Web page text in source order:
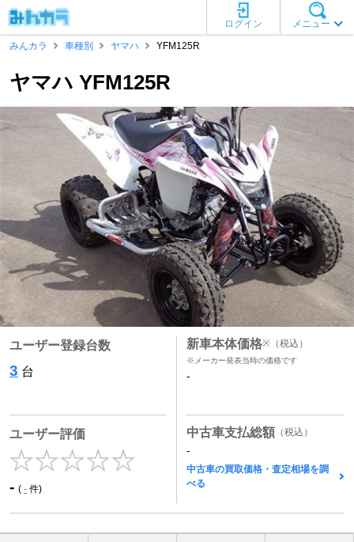
メニュー
ログイン
みんカラ
車種別 ヤマハ YFM125R
ヤマハ YFM125R
ユーザー登録台数
3 台
ユーザー評価
- ( - 件)
新車本体価格※ （税込）
※メーカー発表当時の価格です
-
中古車支払総額 （税込）
-
中古車の買取価格・査定相場を調
べる